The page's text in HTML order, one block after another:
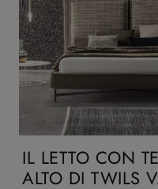
IL LETTO CON
ALTO DI TWILS